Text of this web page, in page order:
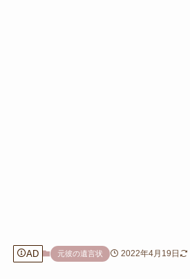
AD 元彼の遺言状 2022年4月19日